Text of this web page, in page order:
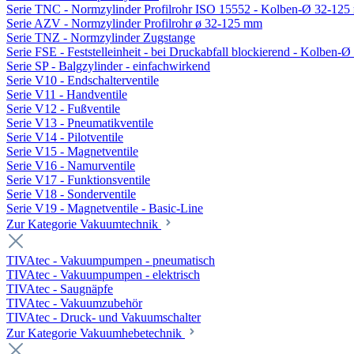
Serie TNC - Normzylinder Profilrohr ISO 15552 - Kolben-Ø 32-125
Serie AZV - Normzylinder Profilrohr ø 32-125 mm
Serie TNZ - Normzylinder Zugstange
Serie FSE - Feststelleinheit - bei Druckabfall blockierend - Kolben-Ø
Serie SP - Balgzylinder - einfachwirkend
Serie V10 - Endschalterventile
Serie V11 - Handventile
Serie V12 - Fußventile
Serie V13 - Pneumatikventile
Serie V14 - Pilotventile
Serie V15 - Magnetventile
Serie V16 - Namurventile
Serie V17 - Funktionsventile
Serie V18 - Sonderventile
Serie V19 - Magnetventile - Basic-Line
Zur Kategorie Vakuumtechnik
TIVAtec - Vakuumpumpen - pneumatisch
TIVAtec - Vakuumpumpen - elektrisch
TIVAtec - Saugnäpfe
TIVAtec - Vakuumzubehör
TIVAtec - Druck- und Vakuumschalter
Zur Kategorie Vakuumhebetechnik